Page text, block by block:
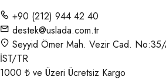
+90 (212) 944 42 40
destek@uslada.com.tr
Seyyid Ömer Mah. Vezir Cad.
İST/TR
1000 ₺ ve Üzeri Ücretsiz Kargo